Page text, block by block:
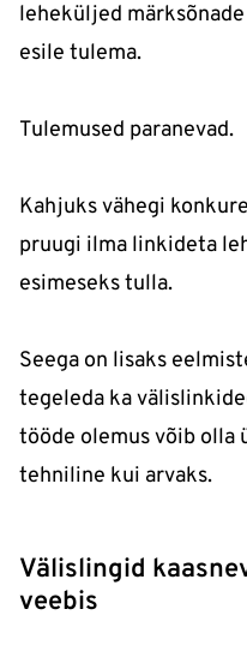
leheküljed märksõnade
esile tulema.
Tulemused paranevad.
Kahjuks vähegi
pruugi ilma linkideta
esimeseks tulla.
Seega on lisaks
tegeleda ka
tööde olemus võib olla
tehniline kui arvaks.
Välislingid
veebis